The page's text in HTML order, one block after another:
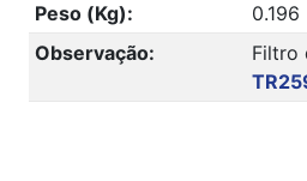
Peso (Kg):
0.196
Observação:
Filtro